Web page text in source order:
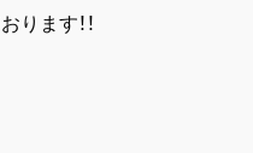
ります！！